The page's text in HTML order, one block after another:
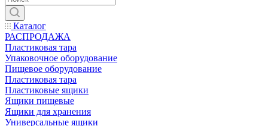
Каталог
РАСПРОДАЖА
Пластиковая тара
Упаковочное оборудование
Пищевое оборудование
Пластиковая тара
Пластиковые ящики
Ящики пищевые
Ящики для хранения
Универсальные ящики